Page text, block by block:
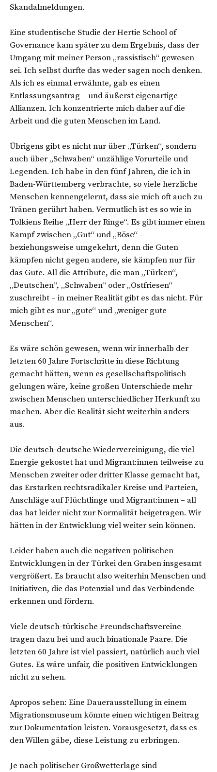
Skandalmeldungen.
Eine studentische Studie der Hertie School of
Governance kam später zu dem Ergebnis, dass der
Umgang mit meiner Person „rassistisch“ gewesen
sei. Ich selbst durfte das weder sagen noch denken.
Als ich es einmal erwähnte, gab es einen
Entlassungsantrag – und äußerst eigenartige
Allianzen. Ich konzentrierte mich daher auf die
Arbeit und die guten Menschen im Land.
Übrigens gibt es nicht nur über „Türken“, sondern
auch über „Schwaben“ unzählige Vorurteile und
Legenden. Ich habe in den fünf Jahren, die ich in
Baden-Württemberg verbrachte, so viele herzliche
Menschen kennengelernt, dass sie mich oft auch zu
Tränen gerührt haben. Vermutlich ist es so wie in
Tolkiens Reihe „Herr der Ringe“. Es gibt immer einen
Kampf zwischen „Gut“ und „Böse“ –
beziehungsweise umgekehrt, denn die Guten
kämpfen nicht gegen andere, sie kämpfen nur für
das Gute. All die Attribute, die man „Türken“,
„Deutschen“, „Schwaben“ oder „Ostfriesen“
zuschreibt – in meiner Realität gibt es das nicht. Für
mich gibt es nur „gute“ und „weniger gute
Menschen“.
Es wäre schön gewesen, wenn wir innerhalb der
letzten 60 Jahre Fortschritte in diese Richtung
gemacht hätten, wenn es gesellschaftspolitisch
gelungen wäre, keine großen Unterschiede mehr
zwischen Menschen unterschiedlicher Herkunft zu
machen. Aber die Realität sieht weiterhin anders
aus.
Die deutsch-deutsche Wiedervereinigung, die viel
Energie gekostet hat und Migrant:innen teilweise zu
Menschen zweiter oder dritter Klasse gemacht hat,
das Erstarken rechtsradikaler Kreise und Parteien,
Anschläge auf Flüchtlinge und Migrant:innen – all
das hat leider nicht zur Normalität beigetragen. Wir
hätten in der Entwicklung viel weiter sein können.
Leider haben auch die negativen politischen
Entwicklungen in der Türkei den Graben insgesamt
vergrößert. Es braucht also weiterhin Menschen und
Initiativen, die das Potenzial und das Verbindende
erkennen und fördern.
Viele deutsch-türkische Freundschaftsvereine
tragen dazu bei und auch binationale Paare. Die
letzten 60 Jahre ist viel passiert, natürlich auch viel
Gutes. Es wäre unfair, die positiven Entwicklungen
nicht zu sehen.
Apropos sehen: Eine Dauerausstellung in einem
Migrationsmuseum könnte einen wichtigen Beitrag
zur Dokumentation leisten. Vorausgesetzt, dass es
den Willen gäbe, diese Leistung zu erbringen.
Je nach politischer Großwetterlage sind